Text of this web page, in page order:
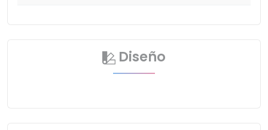
Diseño